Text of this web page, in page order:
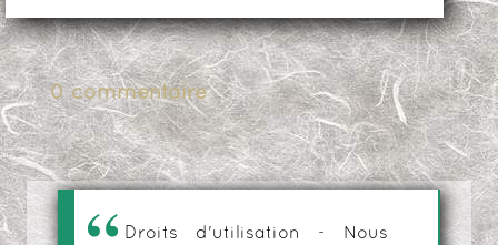
0 commentaire
Droits d'utilisation - Nous